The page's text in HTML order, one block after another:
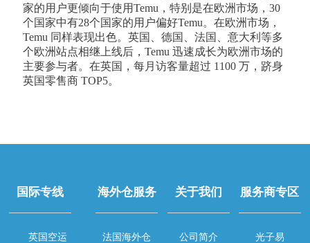
家的用户更倾向于使用Temu，特别是在欧洲市场，30
个国家中有28个国家的用户偏好Temu。在欧洲市场，
Temu 同样表现出色。英国、德国、法国、意大利等多
个欧洲站点相继上线后，Temu 迅速成长为欧洲市场的
主要参与者。在英国，每月访客量超过 1100 万，跻身
英国零售商 TOP5。
国际专线
英国空运
海外仓服务
法国海外仓
关于我们
公司简介
服务商专区
光子易